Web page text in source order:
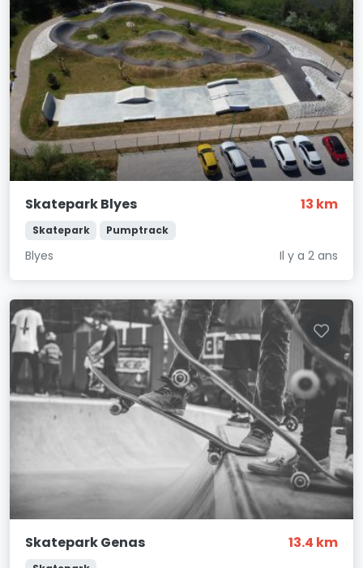
Skatepark Blyes 13 km
Skatepark Pumptrack
Blyes Il y a 2 ans
Skatepark Genas 13.4 km